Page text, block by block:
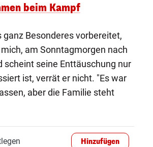
beim Kampf
Besonderes vorbereitet,
am Sonntagmorgen nach
scheint seine Enttäuschung nur
ist, verrät er nicht. "Es war
aber die Familie steht
Hinzufügen